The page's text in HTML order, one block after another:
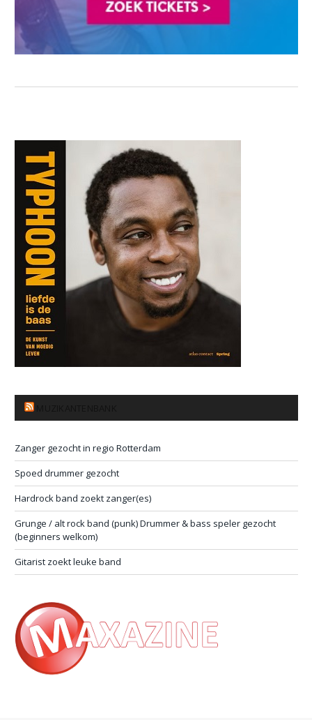
Zanger gezocht in regio Rotterdam
Spoed drummer gezocht
Hardrock band zoekt zanger(es)
Grunge / alt rock band (punk) Drummer & bass speler gezocht
(beginners welkom)
Gitarist zoekt leuke band